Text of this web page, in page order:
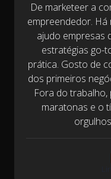
De marketeer a
empreendedor. Há
ajudo empresas
estratégias go-
prática. Gosto de
dos primeiros
Fora do trabalho,
maratonas e o